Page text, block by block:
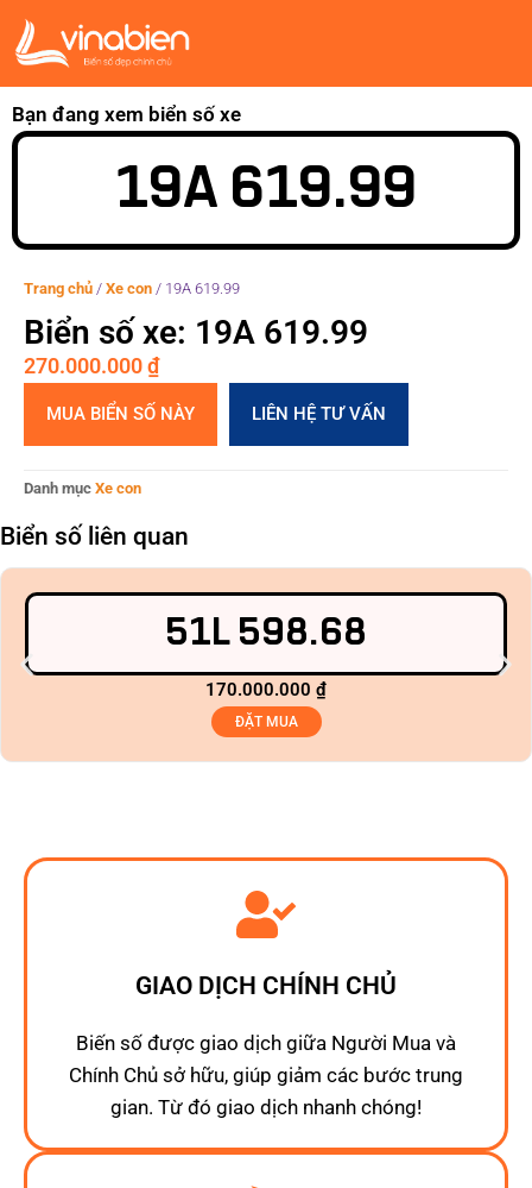
Bạn đang xem biển số xe
19A 619.99
Trang chủ / Xe con / 19A 619.99
Biển số xe: 19A 619.99
270.000.000₫
MUA BIỂN SỐ NÀY LIÊN HỆ TƯ VẤN
Danh mục Xe con
Biển số liên quan
51L 598.68
170.000.000 ₫
ĐẶT MUA
GIAO DỊCH CHÍNH CHỦ
Biến số được giao dịch giữa Người Mua và
Chính Chủ sở hữu, giúp giảm các bước trung
gian. Từ đó giao dịch nhanh chóng!